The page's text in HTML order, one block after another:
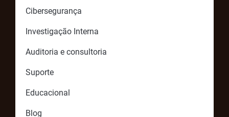
Cibersegurança
Investigação Interna
Auditoria e consultoria
Suporte
Educacional
Blog